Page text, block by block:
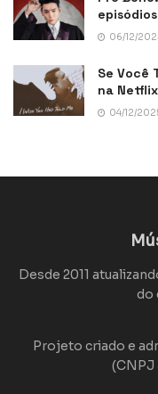
06/12/
Se Você
na Netflix
04/12/
Desde 2011
do
Projeto criado e
(CNPJ